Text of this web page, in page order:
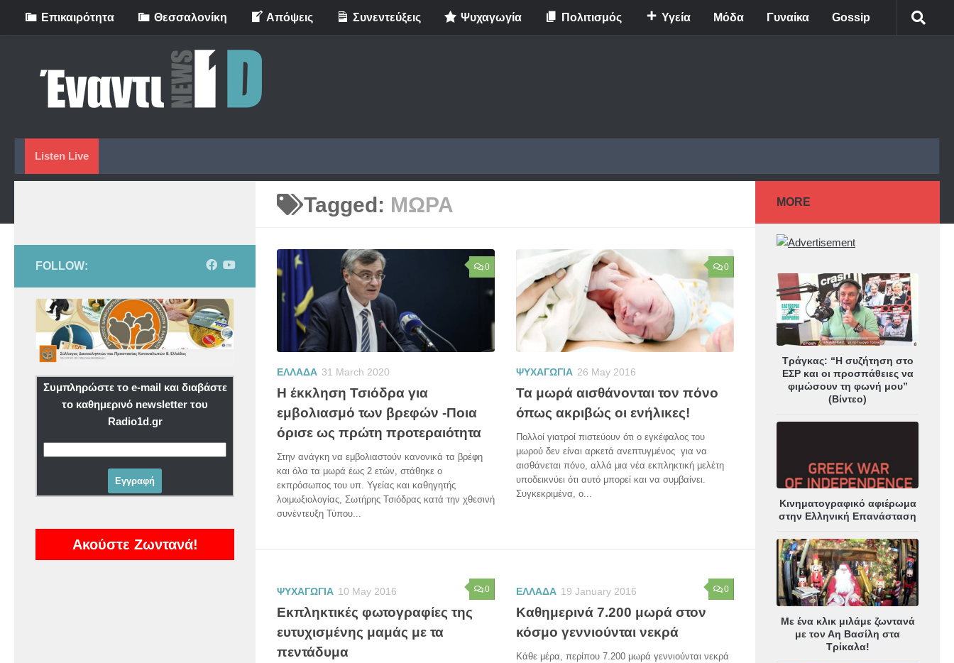
Skip to content
Eπικαιρότητα Θεσσαλονίκη Απόψεις Συνεντεύξεις Ψυχαγωγία Πολιτισμός Υγεία Μόδα Γυναίκα Gossip
Listen Live
Tagged: ΜΩΡΑ
0
ΕΛΛΑΔΑ 31 March 2020
Η έκκληση Τσιόδρα για
εμβολιασμό των βρεφών -Ποια
όρισε ως πρώτη προτεραιότητα
Στην ανάγκη να εμβολιαστούν κανονικά τα βρέφη
και όλα τα μωρά έως 2 ετών, στάθηκε ο
εκπρόσωπος του υπ. Υγείας και καθηγητής
λοιμωξιολογίας, Σωτήρης Τσιόδρας κατά την χθεσινή
συνέντευξη Τύπου...
0
ΨΥΧΑΓΩΓΙΑ 26 May 2016
Τα μωρά αισθάνονται τον πόνο
όπως ακριβώς οι ενήλικες!
Πολλοί γιατροί πιστεύουν ότι ο εγκέφαλος του
μωρού δεν είναι αρκετά ανεπτυγμένος για να
αισθάνεται πόνο, αλλά μια νέα εκπληκτική μελέτη
υποδεικνύει ότι αυτό μπορεί και να συμβαίνει.
Συγκεκριμένα, ο...
0
ΨΥΧΑΓΩΓΙΑ 10 May 2016
Εκπληκτικές φωτογραφίες της
ευτυχισμένης μαμάς με τα
πεντάδυμα
0
ΕΛΛΑΔΑ 19 January 2016
Καθημερινά 7.200 μωρά στον
κόσμο γεννιούνται νεκρά
Κάθε μέρα, περίπου 7.200 μωρά γεννιούνται νεκρά
FOLLOW:
Συμπληρώστε το e-mail και διαβάστε
το καθημερινό newsletter του
Radio1d.gr
Ακούστε Ζωντανά!
MORE
Τράγκας: “Η συζήτηση στο
ΕΣΡ και οι προσπάθειες να
φιμώσουν τη φωνή μου”
(Βίντεο)
Κινηματογραφικό αφιέρωμα
στην Ελληνική Επανάσταση
Με ένα κλικ μιλάμε ζωντανά
με τον Αη Βασίλη στα
Τρίκαλα!